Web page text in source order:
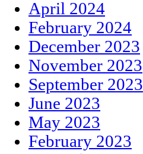
April 2024
February 2024
December 2023
November 2023
September 2023
June 2023
May 2023
February 2023